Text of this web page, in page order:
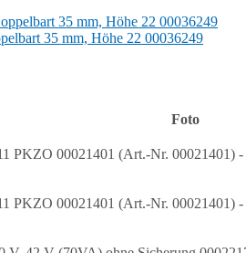
35 mm, Höhe 22 00036249
Foto